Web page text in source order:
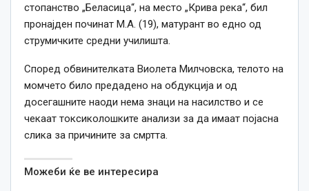
стопанство „Беласица“, на место „Крива река“, бил
пронајден починат М.А. (19), матурант во едно од
струмичките средни училишта.
Според обвинителката Виолета Милчовска, телото на
момчето било предадено на обдукција и од
досегашните наоди нема знаци на насилство и се
чекаат токсиколошките анализи за да имаат појасна
слика за причините за смртта.
Можеби ќе ве интересира